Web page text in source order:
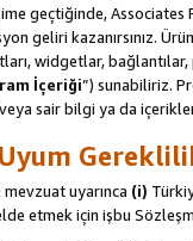
geçtiğinde,
geliri kazanırsınız.
widgetlar,
İçeriği”) sunabiliriz.
sair bilgi ya da içerikleri
uyarınca (i)
etmek için işbu